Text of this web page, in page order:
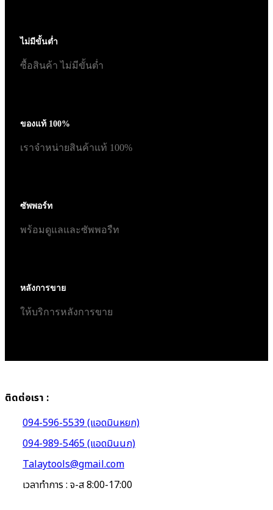
ไม่มีขั้นต่ำ
ซื้อสินค้า ไม่มีขั้นต่ำ
ของแท้ 100%
เราจำหน่ายสินค้าแท้ 100%
ซัพพอร์ท
พร้อมดูแลและซัพพอรืท
หลังการขาย
ให้บริการหลังการขาย
ติดต่อเรา :
094-596-5539 (แอดมินหยก)
094-989-5465 (แอดมินนก)
Talaytools@gmail.com
เวลาทำการ : จ-ส 8:00-17:00